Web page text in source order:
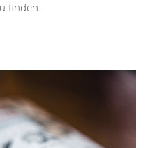
finden.